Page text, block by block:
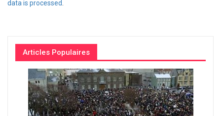
data is processed
Articles Populaires